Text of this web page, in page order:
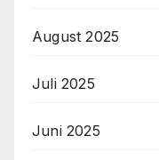
August 2025
Juli 2025
Juni 2025